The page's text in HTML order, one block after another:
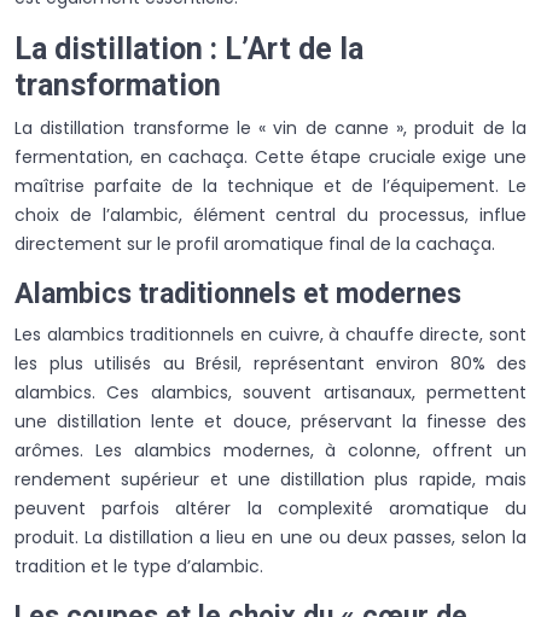
La distillation : L’Art de la
transformation
La distillation transforme le « vin de canne », produit de la
fermentation, en cachaça. Cette étape cruciale exige une
maîtrise parfaite de la technique et de l’équipement. Le
choix de l’alambic, élément central du processus, influe
directement sur le profil aromatique final de la cachaça.
Alambics traditionnels et modernes
Les alambics traditionnels en cuivre, à chauffe directe, sont
les plus utilisés au Brésil, représentant environ 80% des
alambics. Ces alambics, souvent artisanaux, permettent
une distillation lente et douce, préservant la finesse des
arômes. Les alambics modernes, à colonne, offrent un
rendement supérieur et une distillation plus rapide, mais
peuvent parfois altérer la complexité aromatique du
produit. La distillation a lieu en une ou deux passes, selon la
tradition et le type d’alambic.